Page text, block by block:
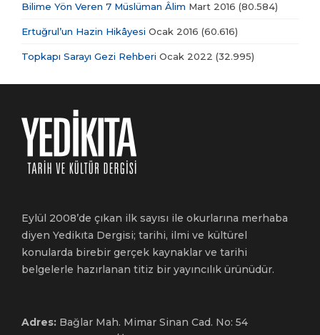
Bilime Yön Veren 7 Müslüman Âlim Mart 2016 (80.584)
Ertuğrul’un Hazin Hikâyesi Ocak 2016 (60.616)
Topkapı Sarayı Gezi Rehberi Ocak 2022 (32.995)
Eylül 2008’de çıkan ilk sayısı ile okurlarına merhaba
diyen Yedikıta Dergisi; tarihi, ilmi ve kültürel
konularda birebir gerçek kaynaklar ve tarihi
belgelerle hazırlanan titiz bir yayıncılık ürünüdür.
Adres: Bağlar Mah. Mimar Sinan Cad. No: 54